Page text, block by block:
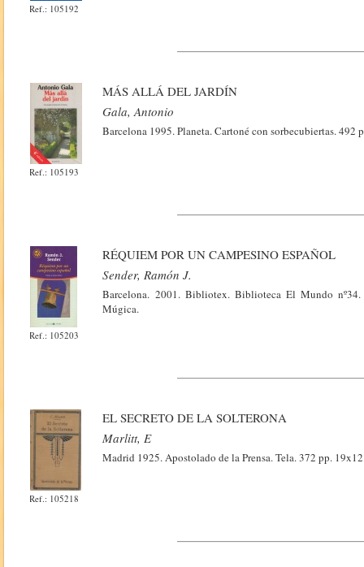
Ref.: 105192
Ref.: 105193
MÁS ALLÁ DEL JARDÍN
Gala, Antonio
Barcelona 1995. Planeta. Cartoné con sorbecubiertas. 492
Ref.: 105203
RÉQUIEM POR UN CAMPESINO ESPAÑOL
Sender, Ramón J.
Barcelona. 2001. Bibliotex. Biblioteca El Mundo
Múgica.
Ref.: 105218
EL SECRETO DE LA SOLTERONA
Marlitt, E
Madrid 1925. Apostolado de la Prensa. Tela. 372 pp.